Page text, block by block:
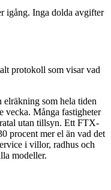
igång. Inga dolda avgifter
protokoll som visar vad
elräkning som hela tiden
vecka. Många fastigheter
utan tillsyn. Ett FTX-
procent mer el än vad det
i villor, radhus och
modeller.